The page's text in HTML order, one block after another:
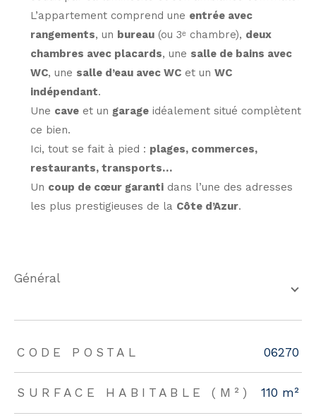
L’appartement comprend une entrée avec
rangements, un bureau(ou 3ᵉ chambre), deux
chambres avec placards, une salle de bains avec
WC, une salle d’eau avec WCet un WC
indépendant.
Une caveet un garageidéalement situé complètent
ce bien.
Ici, tout se fait à pied : plages, commerces,
restaurants, transports…
Un coup de cœur garantidans l’une des adresses
les plus prestigieuses de la Côte d’Azur.
général
TRAD_ZEPHYR_Caracteristique TRAD_ZEPHYR_Valeurs
CODE POSTAL 06270
SURFACE HABITABLE (M²) 110 m²